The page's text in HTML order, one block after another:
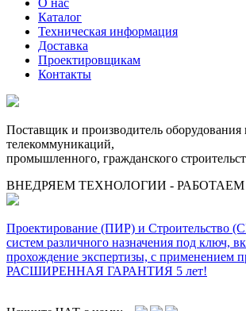
О нас
Каталог
Техническая информация
Доставка
Проектировщикам
Контакты
Поставщик и производитель
телекоммуникаций,
промышленного, гражданского
ВНЕДРЯЕМ ТЕХНОЛОГИИ -
Проектирование (ПИР) и Cтроительство
систем различного назначения под ключ,
прохождение экспертизы, с применением
РАСШИРЕННАЯ ГАРАНТИЯ 5 лет!